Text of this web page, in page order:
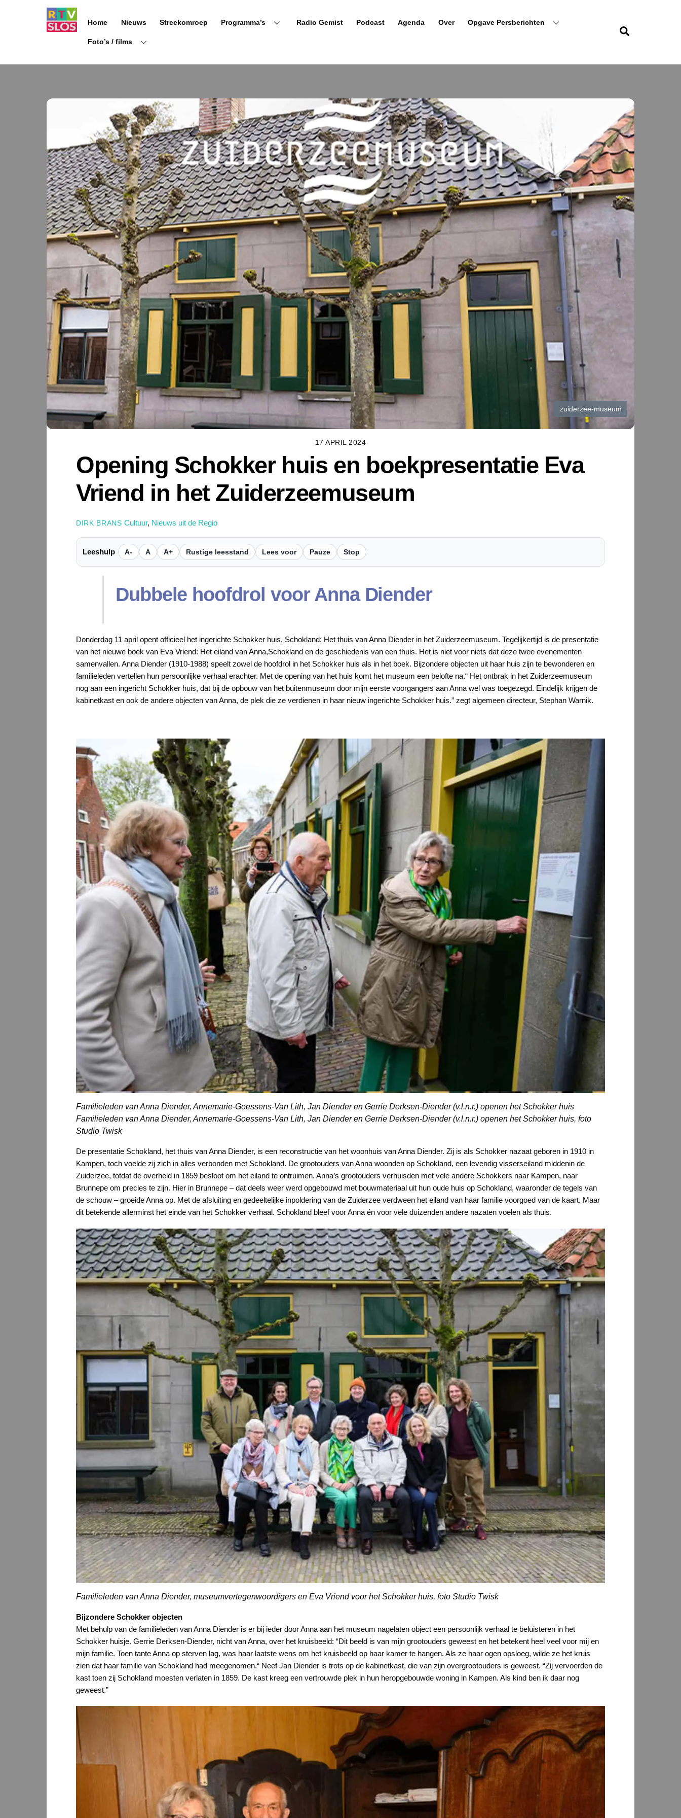
Home Nieuws Streekomroep Programma’s Radio Gemist Podcast Agenda Over Opgave Persberichten
Foto’s / films
zuiderzee-museum
17 APRIL 2024
Opening Schokker huis en boekpresentatie Eva
Vriend in het Zuiderzeemuseum
DIRK BRANS Cultuur, Nieuws uit de Regio
Leeshulp A- A A+ Rustige leesstand Lees voor Pauze Stop
Dubbele hoofdrol voor Anna Diender
Donderdag 11 april opent officieel het ingerichte Schokker huis, Schokland: Het thuis van Anna Diender in het Zuiderzeemuseum. Tegelijkertijd is de presentatie
van het nieuwe boek van Eva Vriend: Het eiland van Anna,Schokland en de geschiedenis van een thuis. Het is niet voor niets dat deze twee evenementen
samenvallen. Anna Diender (1910-1988) speelt zowel de hoofdrol in het Schokker huis als in het boek. Bijzondere objecten uit haar huis zijn te bewonderen en
familieleden vertellen hun persoonlijke verhaal erachter. Met de opening van het huis komt het museum een belofte na.“ Het ontbrak in het Zuiderzeemuseum
nog aan een ingericht Schokker huis, dat bij de opbouw van het buitenmuseum door mijn eerste voorgangers aan Anna wel was toegezegd. Eindelijk krijgen de
kabinetkast en ook de andere objecten van Anna, de plek die ze verdienen in haar nieuw ingerichte Schokker huis.” zegt algemeen directeur, Stephan Warnik.
Familieleden van Anna Diender, Annemarie-Goessens-Van Lith, Jan Diender en Gerrie Derksen-Diender (v.l.n.r.) openen het Schokker huis
Familieleden van Anna Diender, Annemarie-Goessens-Van Lith, Jan Diender en Gerrie Derksen-Diender (v.l.n.r.) openen het Schokker huis, foto
Studio Twisk
De presentatie Schokland, het thuis van Anna Diender, is een reconstructie van het woonhuis van Anna Diender. Zij is als Schokker nazaat geboren in 1910 in
Kampen, toch voelde zij zich in alles verbonden met Schokland. De grootouders van Anna woonden op Schokland, een levendig visserseiland middenin de
Zuiderzee, totdat de overheid in 1859 besloot om het eiland te ontruimen. Anna’s grootouders verhuisden met vele andere Schokkers naar Kampen, naar
Brunnepe om precies te zijn. Hier in Brunnepe – dat deels weer werd opgebouwd met bouwmateriaal uit hun oude huis op Schokland, waaronder de tegels van
de schouw – groeide Anna op. Met de afsluiting en gedeeltelijke inpoldering van de Zuiderzee verdween het eiland van haar familie voorgoed van de kaart. Maar
dit betekende allerminst het einde van het Schokker verhaal. Schokland bleef voor Anna én voor vele duizenden andere nazaten voelen als thuis.
Familieleden van Anna Diender, museumvertegenwoordigers en Eva Vriend voor het Schokker huis, foto Studio Twisk
Bijzondere Schokker objecten
Met behulp van de familieleden van Anna Diender is er bij ieder door Anna aan het museum nagelaten object een persoonlijk verhaal te beluisteren in het
Schokker huisje. Gerrie Derksen-Diender, nicht van Anna, over het kruisbeeld: “Dit beeld is van mijn grootouders geweest en het betekent heel veel voor mij en
mijn familie. Toen tante Anna op sterven lag, was haar laatste wens om het kruisbeeld op haar kamer te hangen. Als ze haar ogen opsloeg, wilde ze het kruis
zien dat haar familie van Schokland had meegenomen.“ Neef Jan Diender is trots op de kabinetkast, die van zijn overgrootouders is geweest. “Zij vervoerden de
kast toen zij Schokland moesten verlaten in 1859. De kast kreeg een vertrouwde plek in hun heropgebouwde woning in Kampen. Als kind ben ik daar nog
geweest.”